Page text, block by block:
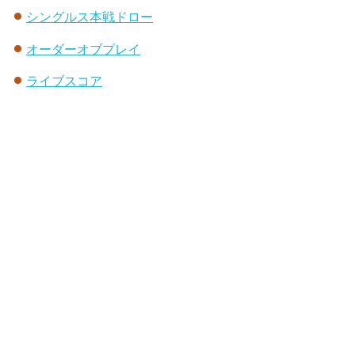
シングルス本戦ドロー
オーダーオブプレイ
ライブスコア